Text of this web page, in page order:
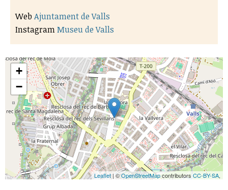
WebAjuntament de Valls
InstagramMuseu de Valls
+
−
Leaflet| ©OpenStreetMapcontributors CC-BY-SA,